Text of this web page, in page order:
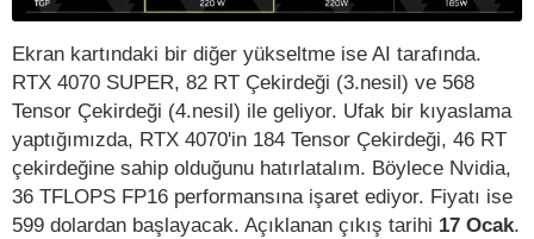
Ekran kartındaki bir diğer yükseltme ise AI tarafında.
RTX 4070 SUPER, 82 RT Çekirdeği (3.nesil) ve 568
Tensor Çekirdeği (4.nesil) ile geliyor. Ufak bir kıyaslama
yaptığımızda, RTX 4070'in 184 Tensor Çekirdeği, 46 RT
çekirdeğine sahip olduğunu hatırlatalım. Böylece Nvidia,
36 TFLOPS FP16 performansına işaret ediyor. Fiyatı ise
599 dolardan başlayacak. Açıklanan çıkış tarihi 17 Ocak.